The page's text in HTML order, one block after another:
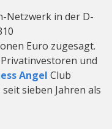
Netzwerk in der D-
Euro zugesagt.
und
Angel Club
sieben Jahren als